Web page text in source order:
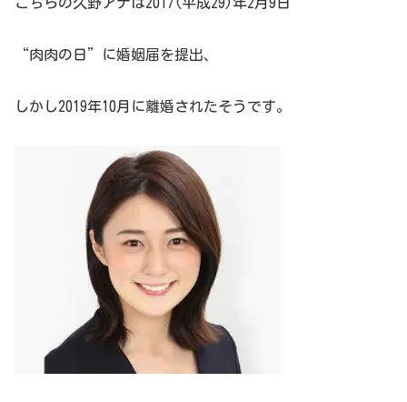
“肉肉の日”に婚姻届を提出、
しかし2019年10月に離婚されたそうです。